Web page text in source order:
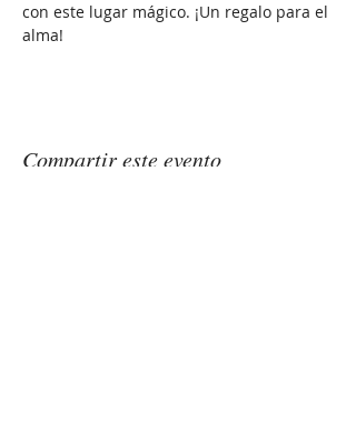
con este lugar mágico. ¡Un regalo para el
alma!
Compartir este evento